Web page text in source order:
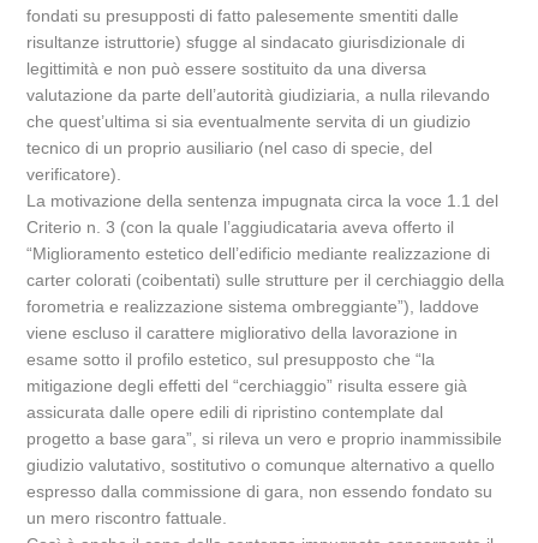
fondati su presupposti di fatto palesemente smentiti dalle
risultanze istruttorie) sfugge al sindacato giurisdizionale di
legittimità e non può essere sostituito da una diversa
valutazione da parte dell’autorità giudiziaria, a nulla rilevando
che quest’ultima si sia eventualmente servita di un giudizio
tecnico di un proprio ausiliario (nel caso di specie, del
verificatore).
La motivazione della sentenza impugnata circa la voce 1.1 del
Criterio n. 3 (con la quale l’aggiudicataria aveva offerto il
“Miglioramento estetico dell’edificio mediante realizzazione di
carter colorati (coibentati) sulle strutture per il cerchiaggio della
forometria e realizzazione sistema ombreggiante”), laddove
viene escluso il carattere migliorativo della lavorazione in
esame sotto il profilo estetico, sul presupposto che “la
mitigazione degli effetti del “cerchiaggio” risulta essere già
assicurata dalle opere edili di ripristino contemplate dal
progetto a base gara”, si rileva un vero e proprio inammissibile
giudizio valutativo, sostitutivo o comunque alternativo a quello
espresso dalla commissione di gara, non essendo fondato su
un mero riscontro fattuale.